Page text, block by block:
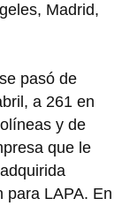
Madrid,
pasó de
a 261 en
y de
que le
para LAPA. En